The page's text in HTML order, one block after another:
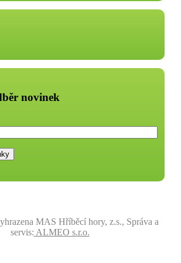
novinek
MAS Hříběcí hory, z.s., Správa a
servis: ALMEO s.r.o.